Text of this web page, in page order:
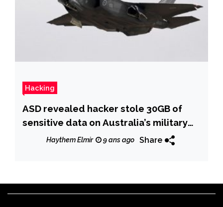
Hacking
ASD revealed hacker stole 30GB of
sensitive data on Australia’s military
capabilities
Haythem Elmir 9 ans ago Share